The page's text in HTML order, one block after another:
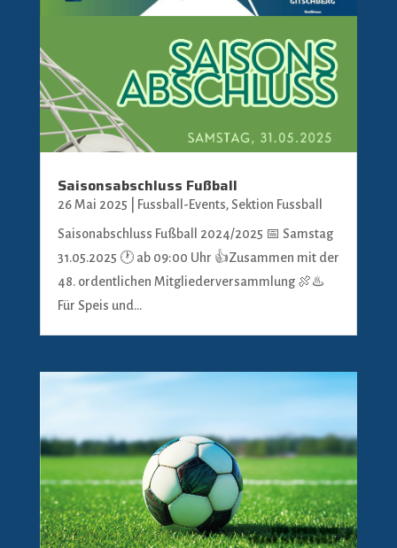
Saisonsabschluss Fußball
26 Mai 2025 Fussball-Events, Sektion Fussball
Saisonabschluss Fußball 2024/2025 📅 Samstag
31.05.2025 🕐 ab 09:00 Uhr 👍Zusammen mit der
48. ordentlichen Mitgliederversammlung 🍖♨️
Für Speis und...